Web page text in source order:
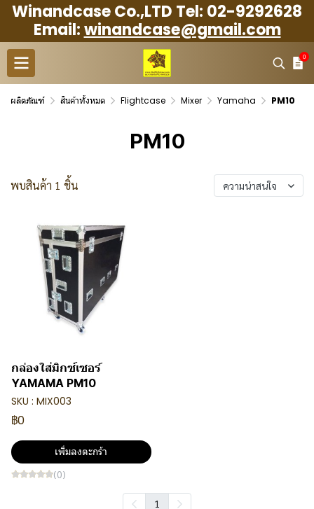
Winandcase Co.,LTD Tel: 02-9292628
Email:winandcase@gmail.com
0
ผลิตภัณฑ์ สินค้าทั้งหมด Flightcase Mixer Yamaha PM10
PM10
พบสินค้า 1 ชิ้น ความน่าสนใจ
กล่องใส่มิกซ์เซอร์
YAMAMA PM10
SKU : MIX003
฿0
เพิ่มลงตะกร้า
(0)
1